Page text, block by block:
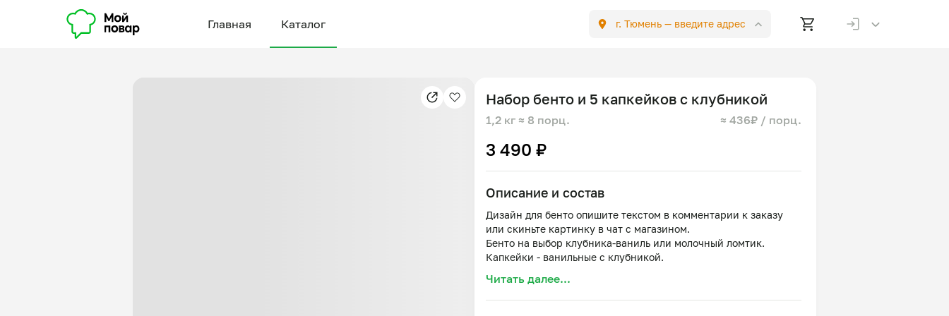
Главная Каталог г. Тюмень — введите адрес
Набор бенто и 5 капкейков с клубникой
1,2 кг ≈ 8 порц. ≈ 436₽ / порц.
3 490 ₽
Описание и состав
Дизайн для бенто опишите текстом в комментарии к заказу
или скиньте картинку в чат с магазином.
Бенто на выбор клубника-ваниль или молочный ломтик.
Капкейки - ванильные с клубникой.
Хранить в холодильнике до 3 суток.
Читать далее...